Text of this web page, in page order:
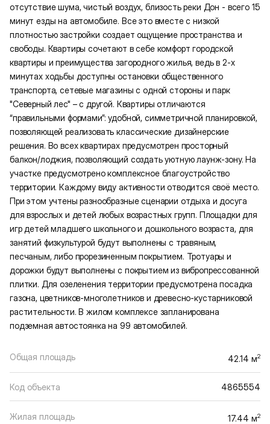
отсутствие шума, чистый воздух, близость реки Дон - всего 15
минут езды на автомобиле. Все это вместе с низкой
плотностью застройки создает ощущение пространства и
свободы. Квартиры сочетают в себе комфорт городской
квартиры и преимущества загородного жилья, ведь в 2-х
минутах ходьбы доступны остановки общественного
транспорта, сетевые магазины с одной стороны и парк
"Северный лес" – с другой. Квартиры отличаются
“правильными формами”: удобной, симметричной планировкой,
позволяющей реализовать классические дизайнерские
решения. Во всех квартирах предусмотрен просторный
балкон/лоджия, позволяющий создать уютную лаунж-зону. На
участке предусмотрено комплексное благоустройство
территории. Каждому виду активности отводится своё место.
При этом учтены разнообразные сценарии отдыха и досуга
для взрослых и детей любых возрастных групп. Площадки для
игр детей младшего школьного и дошкольного возраста, для
занятий физкультурой будут выполнены с травяным,
песчаным, либо прорезиненным покрытием. Тротуары и
дорожки будут выполнены с покрытием из вибропрессованной
плитки. Для озеленения территории предусмотрена посадка
газона, цветников-многолетников и древесно-кустарниковой
растительности. В жилом комплексе запланирована
подземная автостоянка на 99 автомобилей.
Общая площадь 42.14 м2
Код объекта 4865554
Жилая площадь 17.44 м2